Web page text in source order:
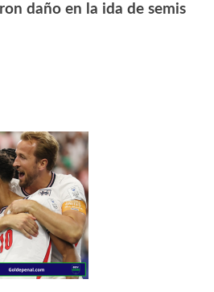
daño en la ida de semis